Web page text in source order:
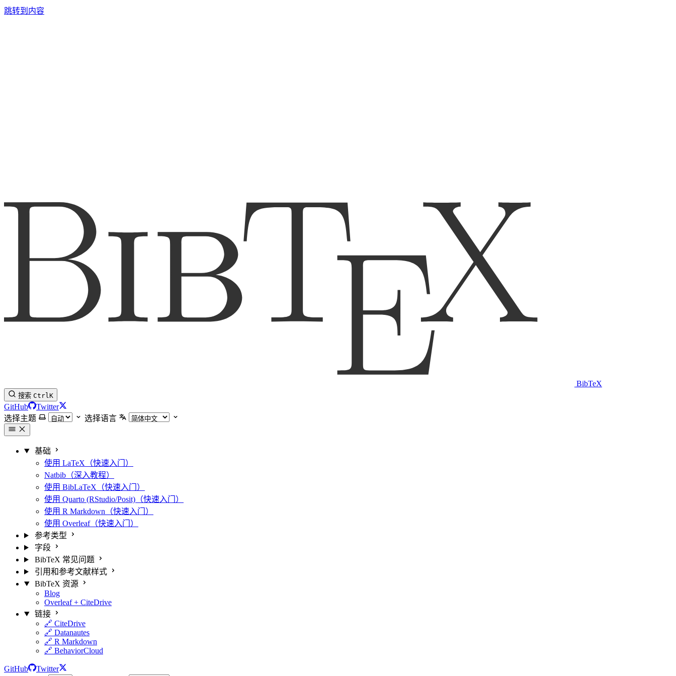
跳转到内容
BibTeX
搜索 CtrlK
GitHub
Twitter
选择主题
选择语言
基础
使用 LaTeX（快速入门）
Natbib（深入教程）
使用 BibLaTeX（快速入门）
使用 Quarto (RStudio/Posit)（快速入门）
使用 R Markdown（快速入门）
使用 Overleaf（快速入门）
参考类型
字段
BibTeX 常见问题
引用和参考文献样式
BibTeX 资源
Blog
Overleaf + CiteDrive
链接
🔗 CiteDrive
🔗 Datanautes
🔗 R Markdown
🔗 BehaviorCloud
GitHub Twitter